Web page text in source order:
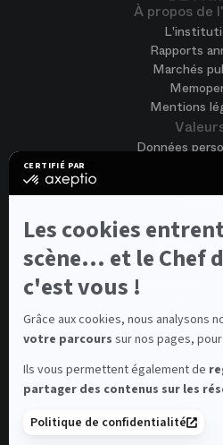
CERTIFIÉ PAR
certifié
En
plus
Axeptio
Les cookies
scène... et le Chef
c'est vous !
Grâce aux cookies, nous analysons
votre parcours sur nos pages,
Ils vous permettent également de
partager des contenus sur les
Politique de confidentialité
À propos de
Rapports
Marchés
Mentions
Données
Nous
Candidature
Concours et
Contacts
Médiateur de la
FAQ